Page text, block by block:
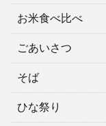
お米食べ比べ
ごあいさつ
そば
ひな祭り